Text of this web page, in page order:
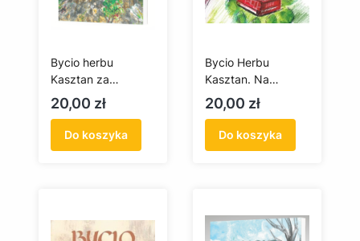
Bycio herbu
Kasztan za
oceanem
Cena
20,00 zł
Do koszyka
Bycio Herbu
Kasztan. Na
Gochach / Bëtk na
Gòchach + płyta
CD
Cena
20,00 zł
Do koszyka